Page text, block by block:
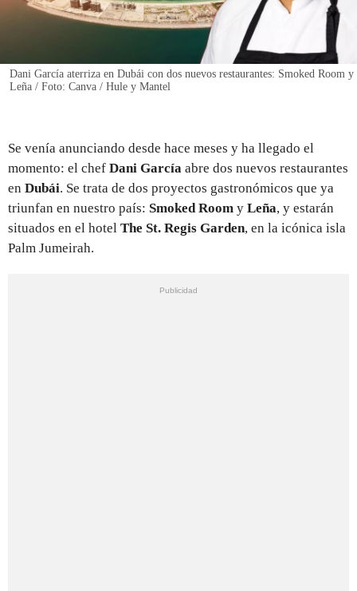
Dani García aterriza en Dubái con dos nuevos restaurantes: Smoked Room y
Leña / Foto: Canva / Hule y Mantel
Se venía anunciando desde hace meses y ha llegado el
momento: el chef Dani García abre dos nuevos restaurantes
en Dubái. Se trata de dos proyectos gastronómicos que ya
triunfan en nuestro país: Smoked Room y Leña, y estarán
situados en el hotel The St. Regis Garden, en la icónica isla
Palm Jumeirah.